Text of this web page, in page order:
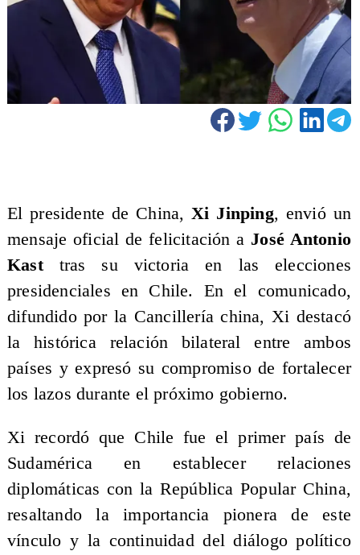
El presidente de China,Xi Jinping, envió un
mensaje oficial de felicitación a José Antonio
Kasttras su victoria en las elecciones
presidenciales en Chile. En el comunicado,
difundido por la Cancillería china, Xi destacó
la histórica relación bilateral entre ambos
países y expresó su compromiso de fortalecer
los lazos durante el próximo gobierno.
Xi recordó que Chile fue el primer país de
Sudamérica en establecer relaciones
diplomáticas con la República Popular China,
resaltando la importancia pionera de este
vínculo y la continuidad del diálogo político